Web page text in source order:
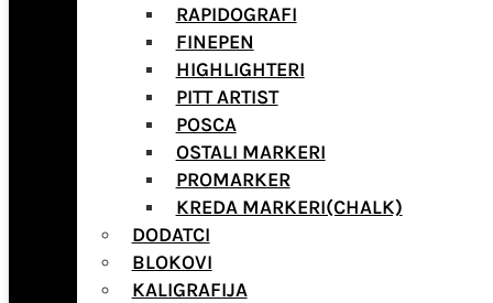
RAPIDOGRAFI
FINEPEN
HIGHLIGHTERI
PITT ARTIST
POSCA
OSTALI MARKERI
PROMARKER
KREDA MARKERI(CHALK)
DODATCI
BLOKOVI
KALIGRAFIJA